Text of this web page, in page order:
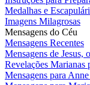
Medalhas e
Imagens Milagrosas
Mensagens do Céu
Mensagens Recentes
Mensagens de Jesus,
Revelações
Mensagens para